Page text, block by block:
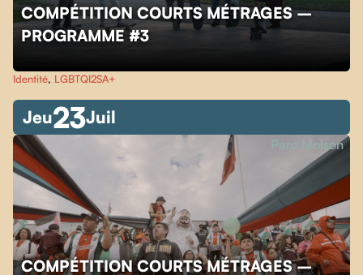
COMPÉTITION COURTS MÉTRAGES –
PROGRAMME #3
Identité, LGBTQI2SA+
Jeu23Juil
COMPÉTITION COURTS MÉTRAGES –
Parc Molson